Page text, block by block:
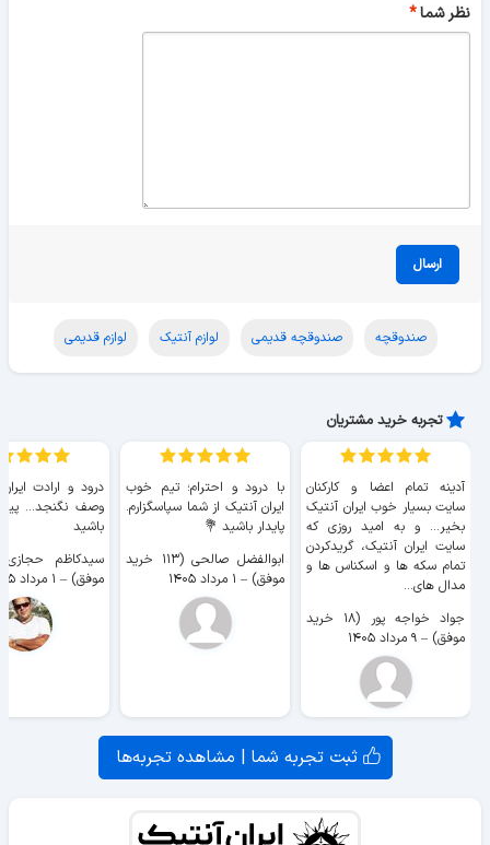
نظر شما
ارسال
صندوقچه صندوقچه قدیمی لوازم آنتیک لوازم قدیمی
تجربه خرید مشتریان
آدینه تمام اعضا و کارکنان
سایت بسیار خوب ايران آنتیک
بخیر... و به امید روزی که
سایت ايران آنتیک، گریدکردن
تمام سکه ها و اسکناس ها و
مدال های...
جواد خواجه پور (۱۸ خرید
موفق) – ۹ مرداد ۱۴۰۵
با درود و احترام؛ تیم خوب
ایران آنتیک از شما سپاسگزارم.
پایدار باشید 💐
ابوالفضل صالحی (۱۱۳ خرید
موفق) – ۱ مرداد ۱۴۰۵
درود و ارادت
وصف نگنجد...
باشید
موفق) – ۱ مرداد ۱۴۰۵
ثبت تجربه شما | مشاهده تجربه‌ها